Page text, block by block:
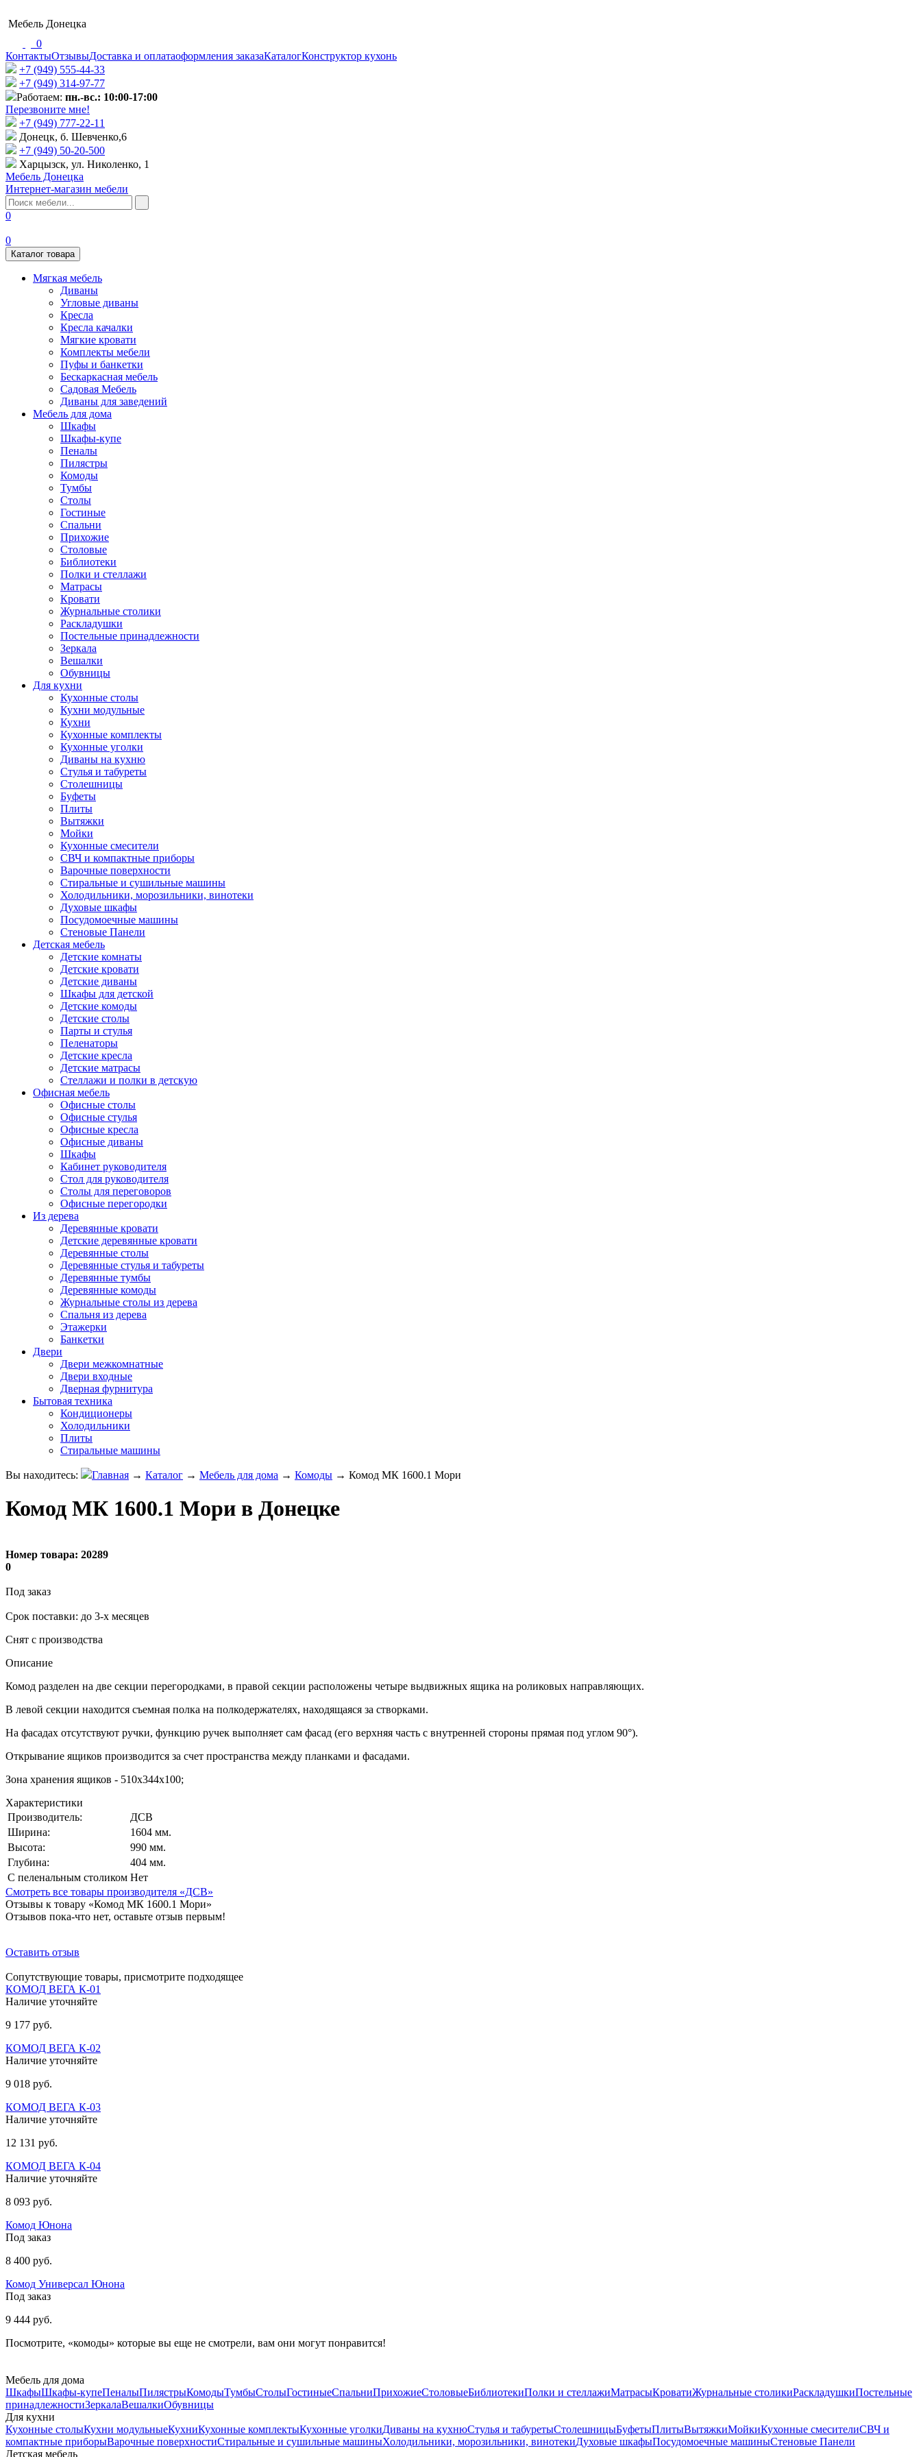
Мебель Донецка
0
КонтактыОтзывыДоставка и оплатаоформления заказаКаталогКонструктор кухонь
+7 (949) 555-44-33
+7 (949) 314-97-77
Работаем: пн.-вс.: 10:00-17:00
Перезвоните мне!
+7 (‎949) 777-22-11
Донецк, б. Шевченко,6
+7 (949) 50-20-500
Харцызск, ул. Николенко, 1
Мебель Донецка
Интернет-магазин мебели
0
0
Каталог товара
Мягкая мебель
Диваны
Угловые диваны
Кресла
Кресла качалки
Мягкие кровати
Комплекты мебели
Пуфы и банкетки
Бескаркасная мебель
Садовая Мебель
Диваны для заведений
Мебель для дома
Шкафы
Шкафы-купе
Пеналы
Пилястры
Комоды
Тумбы
Столы
Гостиные
Спальни
Прихожие
Столовые
Библиотеки
Полки и стеллажи
Матрасы
Кровати
Журнальные столики
Раскладушки
Постельные принадлежности
Зеркала
Вешалки
Обувницы
Для кухни
Кухонные столы
Кухни модульные
Кухни
Кухонные комплекты
Кухонные уголки
Диваны на кухню
Стулья и табуреты
Столешницы
Буфеты
Плиты
Вытяжки
Мойки
Кухонные смесители
СВЧ и компактные приборы
Варочные поверхности
Стиральные и сушильные машины
Холодильники, морозильники, винотеки
Духовые шкафы
Посудомоечные машины
Стеновые Панели
Детская мебель
Детские комнаты
Детские кровати
Детские диваны
Шкафы для детской
Детские комоды
Детские столы
Парты и стулья
Пеленаторы
Детские кресла
Детские матрасы
Стеллажи и полки в детскую
Офисная мебель
Офисные столы
Офисные стулья
Офисные кресла
Офисные диваны
Шкафы
Кабинет руководителя
Стол для руководителя
Столы для переговоров
Офисные перегородки
Из дерева
Деревянные кровати
Детские деревянные кровати
Деревянные столы
Деревянные стулья и табуреты
Деревянные тумбы
Деревянные комоды
Журнальные столы из дерева
Спальня из дерева
Этажерки
Банкетки
Двери
Двери межкомнатные
Двери входные
Дверная фурнитура
Бытовая техника
Кондиционеры
Холодильники
Плиты
Стиральные машины
Вы находитесь: Главная → Каталог → Мебель для дома → Комоды → Комод МК 1600.1 Мори
Комод МК 1600.1 Мори в Донецке
Номер товара: 20289
0
Под заказ
Cрок поставки: до 3-х месяцев
Снят с производства
Описание
Комод разделен на две секции перегородками, в правой секции расположены четыре выдвижных ящика на роликовых направляющих.
В левой секции находится съемная полка на полкодержателях, находящаяся за створками.
На фасадах отсутствуют ручки, функцию ручек выполняет сам фасад (его верхняя часть с внутренней стороны прямая под углом 90°).
Открывание ящиков производится за счет пространства между планками и фасадами.
Зона хранения ящиков - 510х344х100;
Характеристики
Производитель:
ДСВ
Ширина:
1604 мм.
Высота:
990 мм.
Глубина:
404 мм.
С пеленальным столиком Нет
Смотреть все товары производителя «ДСВ»
Отзывы к товару «Комод МК 1600.1 Мори»
Отзывов пока-что нет, оставьте отзыв первым!
Оставить отзыв
Сопутствующие товары, присмотрите подходящее
КОМОД ВЕГА К-01
Наличие уточняйте
9 177 руб.
КОМОД ВЕГА К-02
Наличие уточняйте
9 018 руб.
КОМОД ВЕГА К-03
Наличие уточняйте
12 131 руб.
КОМОД ВЕГА К-04
Наличие уточняйте
8 093 руб.
Комод Юнона
Под заказ
8 400 руб.
Комод Универсал Юнона
Под заказ
9 444 руб.
Посмотрите, «комоды» которые вы еще не смотрели, вам они могут понравится!
Мебель для дома
ШкафыШкафы-купеПеналыПилястрыКомодыТумбыСтолыГостиныеСпальниПрихожиеСтоловыеБиблиотекиПолки и стеллажиМатрасыКроватиЖурнальные столикиРаскладушкиПостельные
принадлежностиЗеркалаВешалкиОбувницы
Для кухни
Кухонные столыКухни модульныеКухниКухонные комплектыКухонные уголкиДиваны на кухнюСтулья и табуретыСтолешницыБуфетыПлитыВытяжкиМойкиКухонные смесителиСВЧ и
компактные приборыВарочные поверхностиСтиральные и сушильные машиныХолодильники, морозильники, винотекиДуховые шкафыПосудомоечные машиныСтеновые Панели
Детская мебель